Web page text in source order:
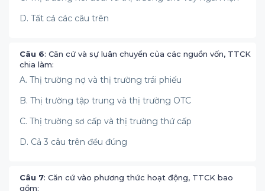
D. Tất cả các câu trên
Câu 6: Căn cứ và sự luân chuyển của các nguồn vốn, TTCK
chia làm:
A. Thị trường nợ và thị trường trái phiếu
B. Thị trường tập trung và thị trường OTC
C. Thị trường sơ cấp và thị trường thứ cấp
D. Cả 3 câu trên đều đúng
Câu 7: Căn cứ vào phương thức hoạt động, TTCK bao
gồm: